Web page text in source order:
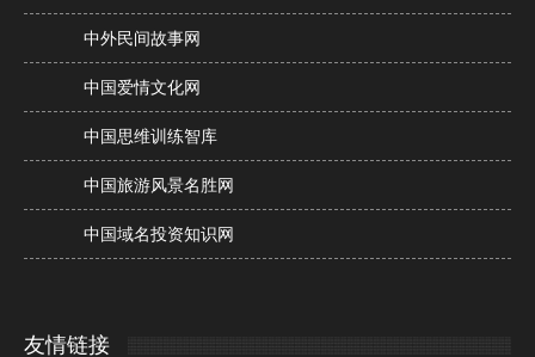
中外民间故事网
中国爱情文化网
中国思维训练智库
中国旅游风景名胜网
中国域名投资知识网
友情链接